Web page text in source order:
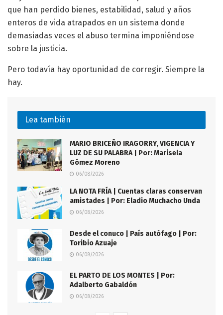
que han perdido bienes, estabilidad, salud y años
enteros de vida atrapados en un sistema donde
demasiadas veces el abuso termina imponiéndose
sobre la justicia.
Pero todavía hay oportunidad de corregir. Siempre la
hay.
Lea también
MARIO BRICEÑO IRAGORRY, VIGENCIA Y
LUZ DE SU PALABRA | Por: Marisela
Gómez Moreno
06/08/2026
LA NOTA FRÍA | Cuentas claras conservan
amistades | Por: Eladio Muchacho Unda
06/08/2026
Desde el conuco | País autófago | Por:
Toribio Azuaje
06/08/2026
EL PARTO DE LOS MONTES | Por:
Adalberto Gabaldón
06/08/2026